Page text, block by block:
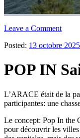
Leave a Comment
Posted: 13 octobre 2025
POP IN
L’ARACE était de la
participantes: une
Le concept: Pop In the
pour découvrir les